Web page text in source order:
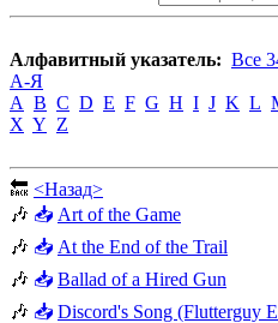
Алфавитный указатель: Все
А-Я
A B C D E F G H I J K L
X Y Z
🔙 <Назад>
🎶 📥 Art of the Game
🎶 📥 At the End of the Trail
🎶 📥 Ballad of a Hired Gun
🎶 📥 Discord's Song (Flutterguy